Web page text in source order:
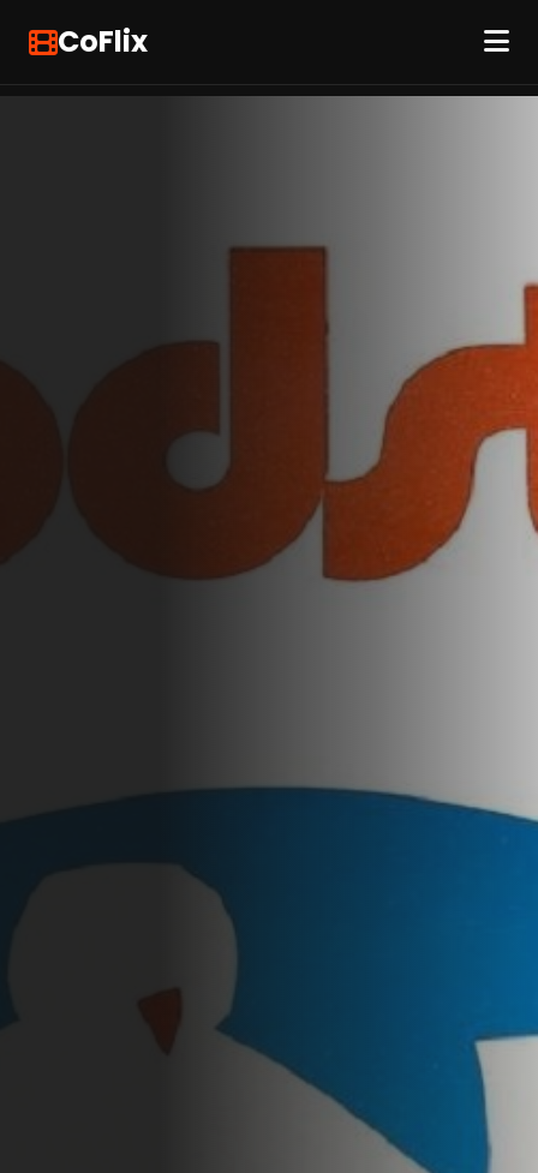
CoFlix